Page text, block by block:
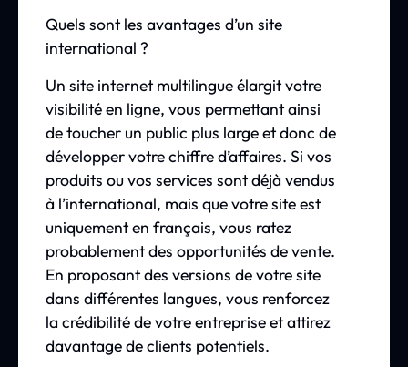
Quels sont les avantages d’un site
international ?
Un site internet multilingue élargit votre
visibilité en ligne, vous permettant ainsi
de toucher un public plus large et donc de
développer votre chiffre d’affaires. Si vos
produits ou vos services sont déjà vendus
à l’international, mais que votre site est
uniquement en français, vous ratez
probablement des opportunités de vente.
En proposant des versions de votre site
dans différentes langues, vous renforcez
la crédibilité de votre entreprise et attirez
davantage de clients potentiels.